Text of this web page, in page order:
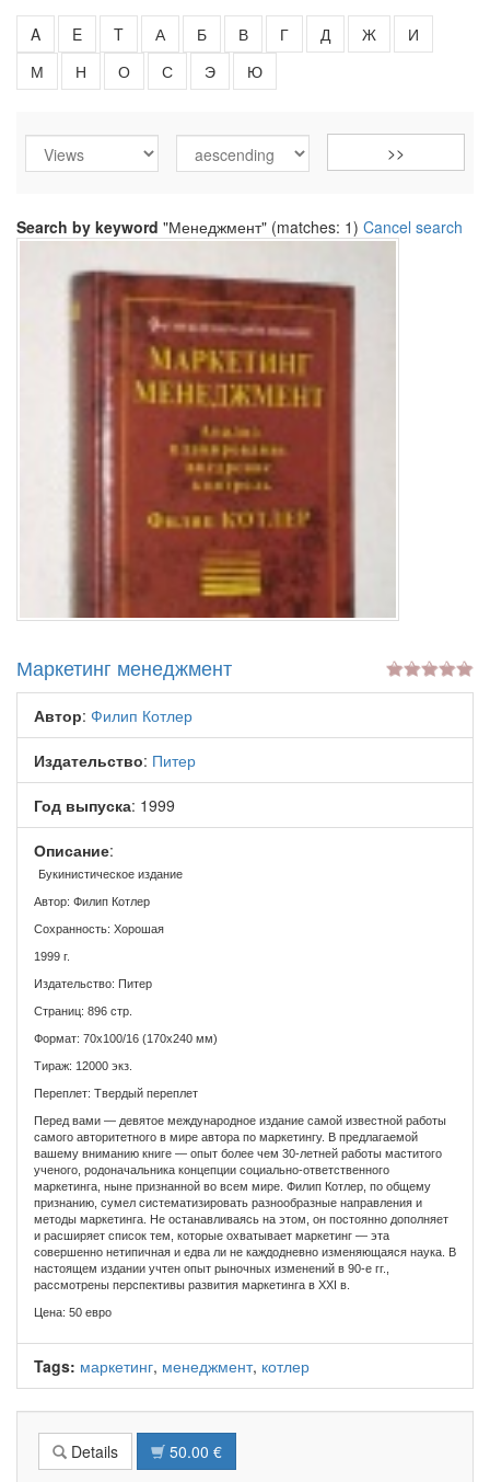
A E T А Б В Г Д Ж
И
М
Н О С Э Ю
Search by keyword "Менеджмент" (matches: 1) Cancel search
Маркетинг менеджмент
Автор: Филип Котлер
Издательство: Питер
Год выпуска: 1999
Описание:
Букинистическое издание
Автор: Филип Котлер
Сохранность: Хорошая
1999 г.
Издательство: Питер
Страниц: 896 стр.
Формат: 70x100/16 (170x240 мм)
Тираж: 12000 экз.
Переплет: Твердый переплет
Перед вами — девятое международное издание самой известной работы
самого авторитетного в мире автора по маркетингу. В предлагаемой
вашему вниманию книге — опыт более чем 30-летней работы маститого
ученого, родоначальника концепции социально-ответственного
маркетинга, ныне признанной во всем мире. Филип Котлер, по общему
признанию, сумел систематизировать разнообразные направления и
методы маркетинга. Не останавливаясь на этом, он постоянно дополняет
и расширяет список тем, которые охватывает маркетинг — эта
совершенно нетипичная и едва ли не каждодневно изменяющаяся наука. В
настоящем издании учтен опыт рыночных изменений в 90-е гг.,
рассмотрены перспективы развития маркетинга в XXI в.
Цена: 50 евро
Tags: маркетинг, менеджмент, котлер
Details 50.00 €